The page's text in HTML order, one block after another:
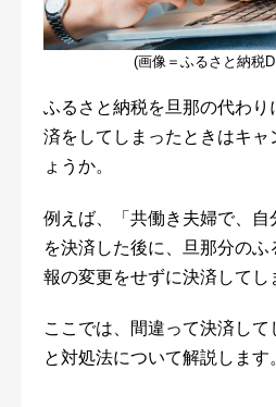
(画像＝ふるさと納税
ふるさと納税を旦那の代わ
済をしてしまったときはキャ
ょうか。
例えば、「共働き夫婦で、
を決済した後に、旦那分の
報の変更をせずに決済してし
ここでは、間違って決済し
と対処法について解説します